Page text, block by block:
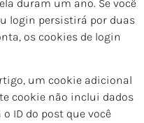
duram um ano. Se você
login persistirá por duas
os cookies de login
um cookie adicional
cookie não inclui dados
ID do post que você